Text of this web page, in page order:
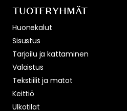
TUOTERYHMÄT
Huonekalut
Sisustus
Tarjoilu ja kattaminen
Valaistus
Tekstiilit ja matot
Keittiö
Ulkotilat